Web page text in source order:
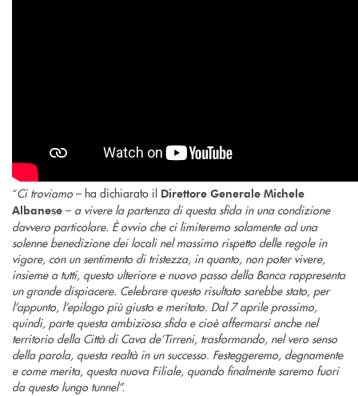
“Ci troviamo – ha dichiarato il Direttore Generale Michele
Albanese – a vivere la partenza di questa sfida in una condizione
davvero particolare. È ovvio che ci limiteremo solamente ad una
solenne benedizione dei locali nel massimo rispetto delle regole in
vigore, con un sentimento di tristezza, in quanto, non poter vivere,
insieme a tutti, questo ulteriore e nuovo passo della Banca rappresenta
un grande dispiacere. Celebrare questo risultato sarebbe stato, per
l’appunto, l’epilogo più giusto e meritato. Dal 7 aprile prossimo,
quindi, parte questa ambiziosa sfida e cioè affermarsi anche nel
territorio della Città di Cava de’Tirreni, trasformando, nel vero senso
della parola, questa realtà in un successo. Festeggeremo, degnamente
e come merita, questa nuova Filiale, quando finalmente saremo fuori
da questo lungo tunnel”.